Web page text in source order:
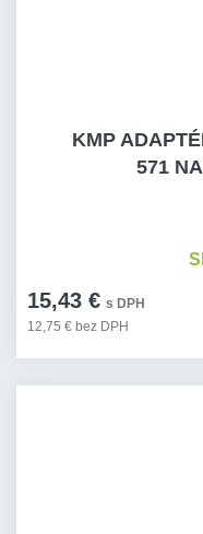
KMP
571
15,43 € s DPH
12,75 € bez DPH